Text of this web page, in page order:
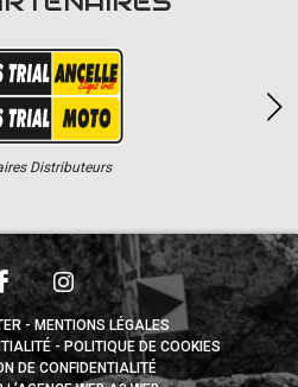
Distributeurs
MENTIONS LÉGALES
POLITIQUE DE COOKIES
DE CONFIDENTIALITÉ